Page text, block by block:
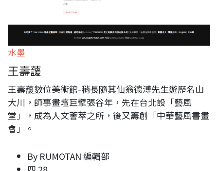
水墨
王壽蘐
王壽蘐數位美術館-稍長隨其仙翁德溥先生遊歷名山
大川，師事畫壇巨擘張谷年，先在台北設「藝風
堂」，成為人文薈萃之所，後又籌創「中華藝風書畫
會」。
By RUMOTAN 編輯部